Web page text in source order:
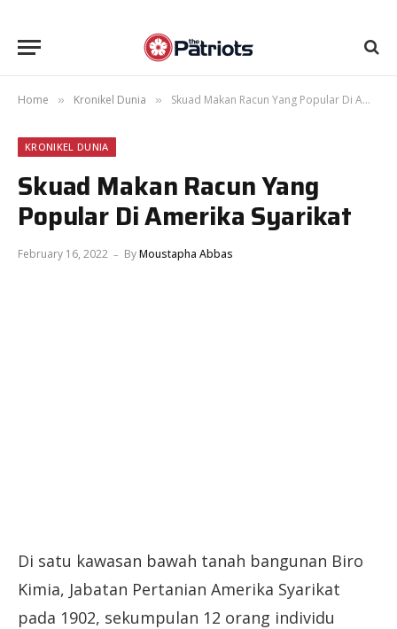
Home » Kronikel Dunia » Skuad Makan Racun Yang Popular Di Amerika Syarikat
KRONIKEL DUNIA
Skuad Makan Racun Yang
Popular Di Amerika Syarikat
February 16, 2022 ByMoustapha Abbas
Di satu kawasan bawah tanah bangunan Biro
Kimia, Jabatan Pertanian Amerika Syarikat
pada 1902, sekumpulan 12 orang individu